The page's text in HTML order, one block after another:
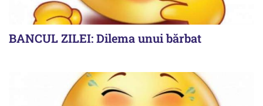
BANCUL ZILEI: Dilema unui bărbat